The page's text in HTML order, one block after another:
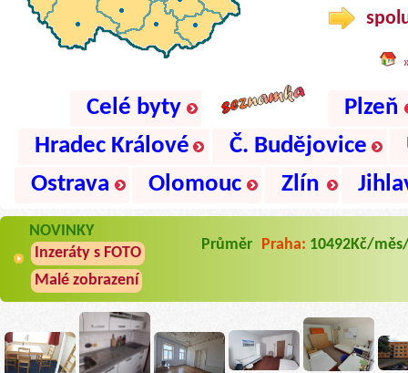
Celé byty
Plzeň
Hradec Králové
Č. Budějovice
Ostrava
Olomouc Zlín
NOVINKY
Inzeráty s FOTO
Malé zobrazení
Průměr Praha: 10492Kč/